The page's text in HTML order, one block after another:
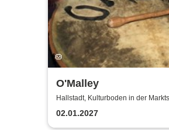
O'Malley
Hallstadt, Kulturboden in der
02.01.2027